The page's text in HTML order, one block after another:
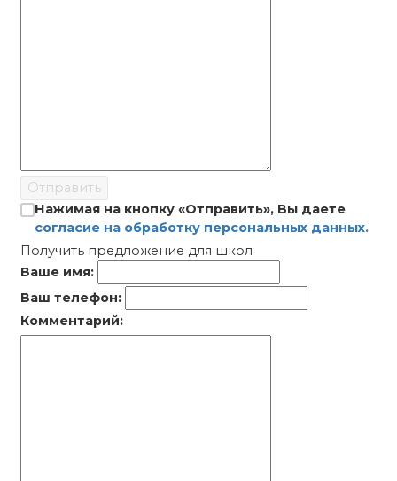
Отправить
Нажимая на кнопку «Отправить», Вы даете
согласие на обработку персональных данных.
Получить предложение для школ
Ваше имя:
Ваш телефон:
Комментарий: